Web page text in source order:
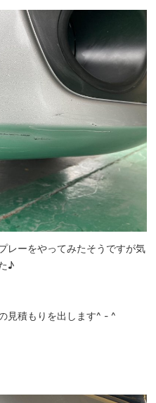
レーをやってみたそうですが気
♪
見積もりを出します^ - ^